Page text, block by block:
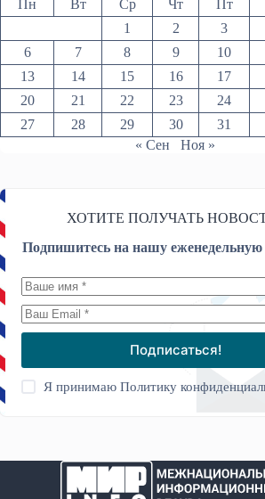
Пн Вт Ср Чт Пт
1
2 3
6
7 8 9 10
13
14 15 16 17
20
21 22 23 24
27
28 29 30
31
« Сен
Ноя »
ХОТИТЕ ПОЛУЧАТЬ
Подпишитесь на нашу
Подписаться!
Я принимаюПолитику